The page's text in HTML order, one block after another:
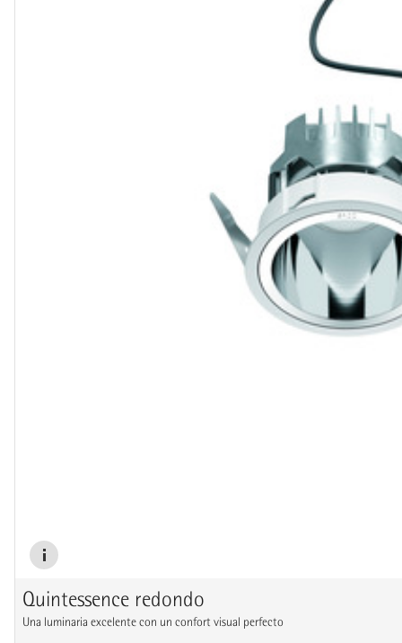
Quintessence redondo
Una luminaria excelente con un confort visual perfecto